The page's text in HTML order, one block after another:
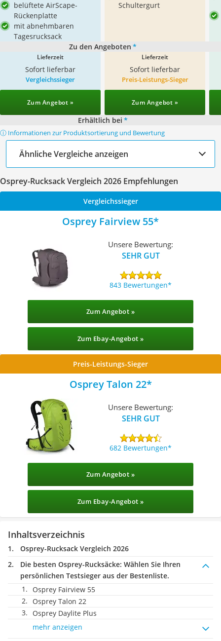
belüftete AirScape-
Rückenplatte
mit abnehmbaren
Tagesrucksack
Schultergurt
Zu den Angeboten *
Lieferzeit
Sofort lieferbar
Lieferzeit
Sofort lieferbar
Vergleichssieger
Zum Angebot »
Preis-Leistungs-Sieger
Zum Angebot »
Erhältlich bei *
ⓘ Informationen zur Produktsortierung und Bewertung
Ähnliche Vergleiche anzeigen
Osprey-Rucksack Vergleich 2026 Empfehlungen
Vergleichssieger
Osprey Fairview 55
Unsere Bewertung:
SEHR GUT
843 Bewertungen
Zum Angebot »
Zum Ebay-Angebot »
Preis-Leistungs-Sieger
Osprey Talon 22
Unsere Bewertung:
SEHR GUT
682 Bewertungen
Zum Angebot »
Zum Ebay-Angebot »
Inhaltsverzeichnis
Osprey-Rucksack Vergleich 2026
Die besten Osprey-Rucksäcke: Wählen Sie Ihren
persönlichen Testsieger aus der Bestenliste.
Osprey Fairview 55
Osprey Talon 22
Osprey Daylite Plus
mehr anzeigen